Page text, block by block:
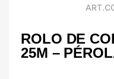
ROLO DE
25M –